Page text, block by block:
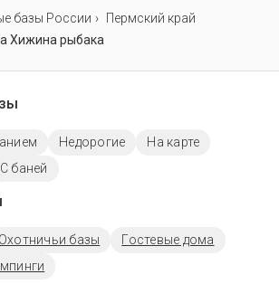
базы России
Пермский край
Хижина рыбака
Недорогие
На карте
С баней
Охотничьи базы
Гостевые дома